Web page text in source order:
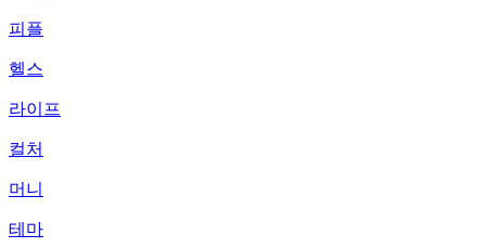
피플
헬스
라이프
컬처
머니
테마